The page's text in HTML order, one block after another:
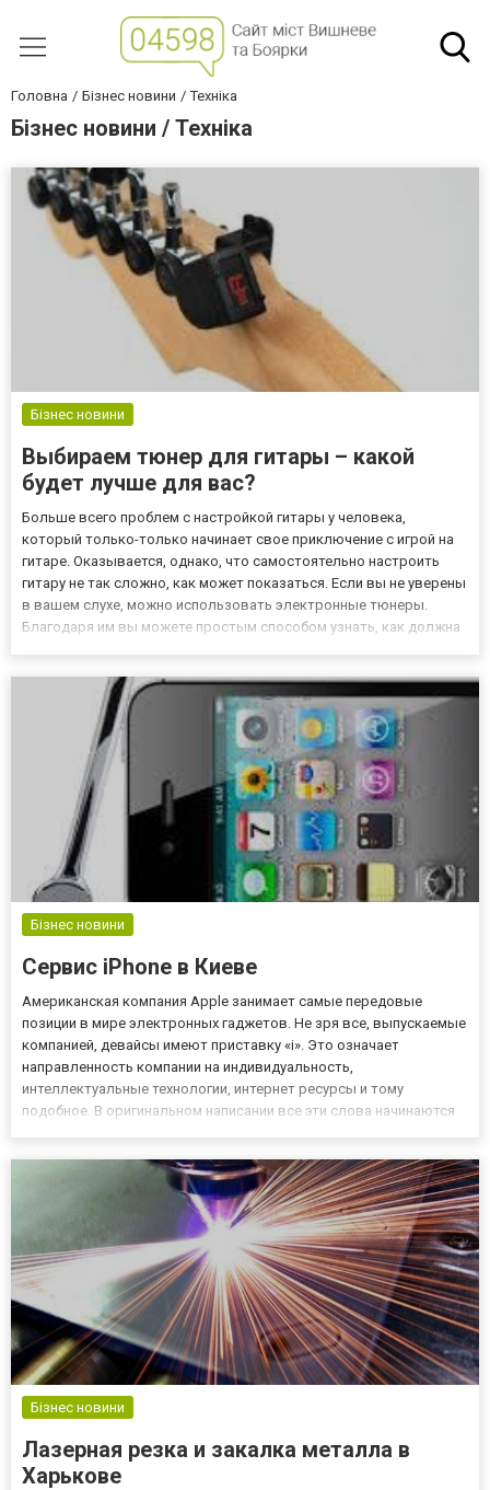
Головна Бізнес новини Техніка
Бізнес новини / Техніка
Бізнес новини
Выбираем тюнер для гитары – какой
будет лучше для вас?
Больше всего проблем с настройкой гитары у человека,
который только-только начинает свое приключение с игрой на
гитаре. Оказывается, однако, что самостоятельно настроить
гитару не так сложно, как может показаться. Если вы не уверены
в вашем слухе, можно использовать электронные тюнеры.
Благодаря им вы можете простым способом узнать, как должна
Бізнес новини
Сервис iPhone в Киеве
Американская компания Apple занимает самые передовые
позиции в мире электронных гаджетов. Не зря все, выпускаемые
компанией, девайсы имеют приставку «i». Это означает
направленность компании на индивидуальность,
интеллектуальные технологии, интернет ресурсы и тому
подобное. В оригинальном написании все эти слова начинаются
главной фишкой компа...
Бізнес новини
Лазерная резка и закалка металла в
Харькове